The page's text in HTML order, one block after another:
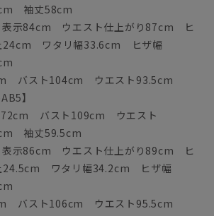
袖丈58cm
表示84cm ウエスト仕上がり87cm ヒ
24cm ワタリ幅33.6cm ヒザ幅
バスト104cm ウエスト93.5cm
】
72cm バスト109cm ウエスト
袖丈59.5cm
表示86cm ウエスト仕上がり89cm ヒ
24.5cm ワタリ幅34.2cm ヒザ幅
バスト106cm ウエスト95.5cm